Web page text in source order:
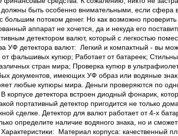
быть особенно внимательными, если сфера
большим потоком денег. Но как возможно
аппарат не хочется, да и некуда его
детектором валют, который с легкостью
УФ детектора валют: Легкий и компактный - вы
от фальшивых купюр; Работает от батареек;
стран мира; Проверка купюр в
документов, имеющих УФ образ или водяные
любые купюры мира. Деньги проверяются по
корпусе детектора встроен диодный фонарик,
портативный детектор пригодится не только
сделке. Детектор для валют работает от 4-х
определите наличие водяного знака, но и
Материал корпуса: качественный